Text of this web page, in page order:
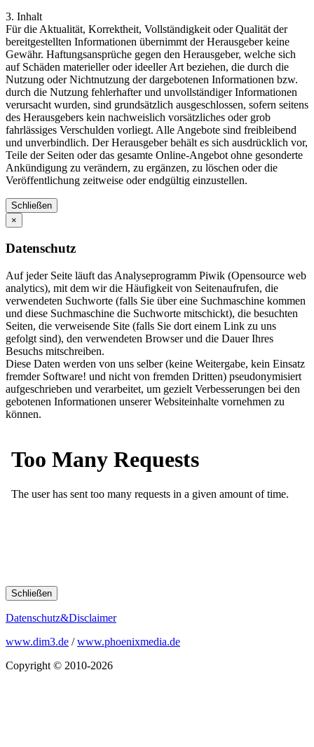
3. Inhalt
Für die Aktualität, Korrektheit, Vollständigkeit oder Qualität der
bereitgestellten Informationen übernimmt der Herausgeber keine
Gewähr. Haftungsansprüche gegen den Herausgeber, welche sich
auf Schäden materieller oder ideeller Art beziehen, die durch die
Nutzung oder Nichtnutzung der dargebotenen Informationen bzw.
durch die Nutzung fehlerhafter und unvollständiger Informationen
verursacht wurden, sind grundsätzlich ausgeschlossen, sofern seitens
des Herausgebers kein nachweislich vorsätzliches oder grob
fahrlässiges Verschulden vorliegt. Alle Angebote sind freibleibend
und unverbindlich. Der Herausgeber behält es sich ausdrücklich vor,
Teile der Seiten oder das gesamte Online-Angebot ohne gesonderte
Ankündigung zu verändern, zu ergänzen, zu löschen oder die
Veröffentlichung zeitweise oder endgültig einzustellen.
Schließen
×
Datenschutz
Auf jeder Seite läuft das Analyseprogramm Piwik (Opensource web
analytics), mit dem wir die Häufigkeit von Seitenaufrufen, die
verwendeten Suchworte (falls Sie über eine Suchmaschine kommen
und diese Suchmaschine die Suchworte mitschickt), die besuchten
Seiten, die verweisende Site (falls Sie dort einem Link zu uns
gefolgt sind), den verwendeten Browser und die Dauer Ihres
Besuchs mitschreiben.
Diese Daten werden von uns selber (keine Weitergabe, kein Einsatz
fremder Software! und nicht von fremden Dritten) pseudonymisiert
aufgeschrieben und verarbeitet, um gezielt Verbesserungen bei den
gebotenen Informationen unserer Websiteinhalte vornehmen zu
können.
Schließen
Datenschutz&Disclaimer
www.dim3.de /www.phoenixmedia.de
Copyright © 2010-2026